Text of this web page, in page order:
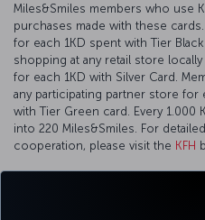
Miles&Smiles members who use
purchases made with these
for each 1KD spent with Tier
shopping at any retail store locally
for each 1KD with Silver Card.
any participating partner store for
with Tier Green card. Every 1.000
into 220 Miles&Smiles. For
cooperation, please visit the KFH